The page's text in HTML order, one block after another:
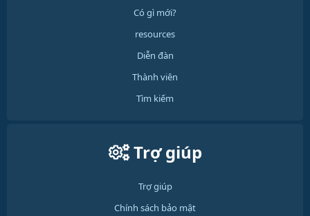
Có gì mới?
resources
Diễn đàn
Thành viên
Tìm kiếm
Trợ giúp
Trợ giúp
Chính sách bảo mật